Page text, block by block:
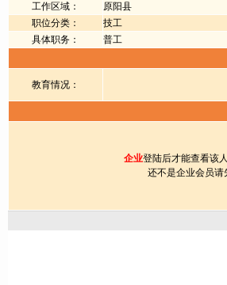
工作区域：
原阳县
职位分类：
技工
具体职务：
普工
教育情况：
企业登陆后才能查看该
还不是企业会员请